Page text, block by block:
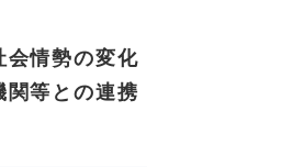
会情勢の変化
関等との連携